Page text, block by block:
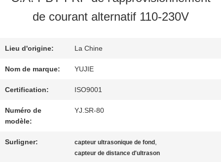
VISITE
CONTRÔLE
DE
QUALITÉ
CONTACTEZ-
de courant alternatif 110-230V
Lieu d'origine: La Chine
Nom de marque: YUJIE
Certification: ISO9001
Numéro de
modèle:
YJ.SR-80
Surligner: capteur ultrasonique de fond ,
capteur de distance d'ultrason